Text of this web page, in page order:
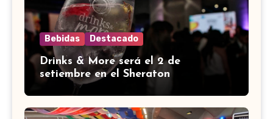
Bebidas Destacado
Drinks & More será el 2 de
setiembre en el Sheraton